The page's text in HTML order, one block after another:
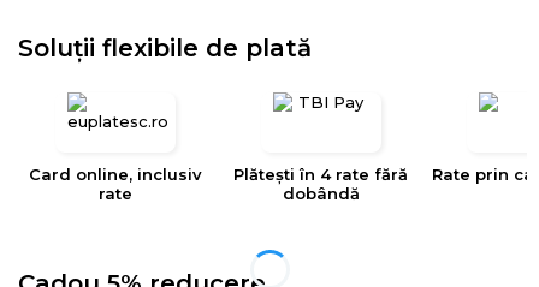
Soluții flexibile de plată
Card online, inclusiv
rate
Plătești în 4 rate fără
dobândă
Rate prin